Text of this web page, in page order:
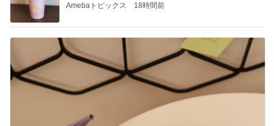
Amebaトピックス 18時間前